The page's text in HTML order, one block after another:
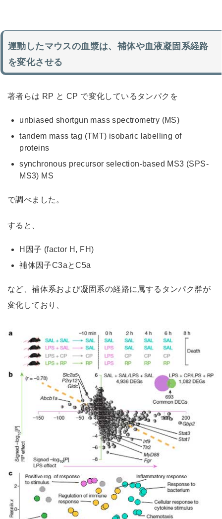
運動したマウスの血漿は、補体や血液凝固系経路
を変化させる
著者らは RP と CP で変化しているタンパクを
unbiased shortgun mass spectrometry (MS)
tandem mass tag (TMT) isobaric labelling of
proteins
synchronous precursor selection-based MS3 (SPS-
MS3) MS
で調べました。
すると、
H因子 (factor H, FH)
補体因子C3aとC5a
など、補体系および凝固系の経路に属するタンパク群が
変化しており、